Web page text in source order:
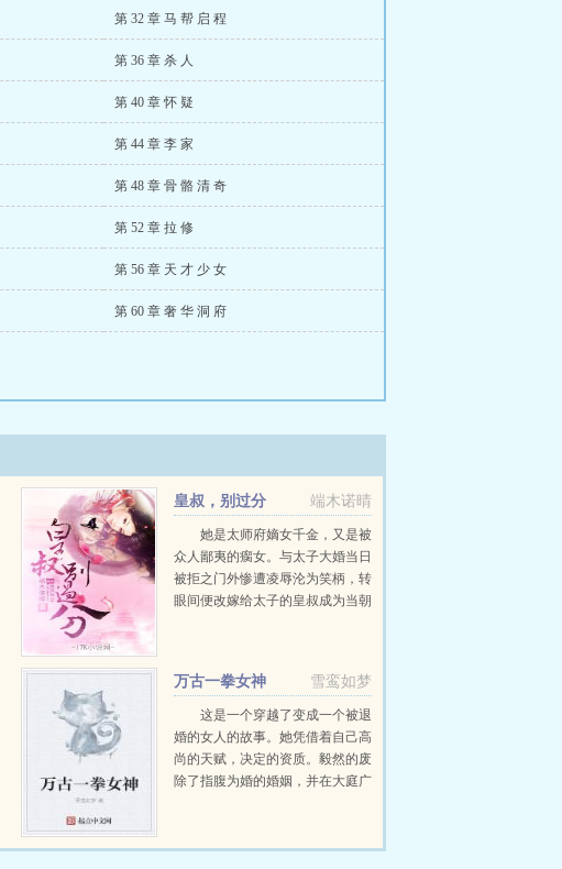
第 32 章 马 帮 启 程
第 36 章 杀 人
第 40 章 怀 疑
第 44 章 李 家
第 48 章 骨 骼 清 奇
第 52 章 拉 修
第 56 章 天 才 少 女
第 60 章 奢 华 洞 府
端木诺晴
皇叔，别过分
她是太师府嫡女千金，又是被
众人鄙夷的瘸女。与太子大婚当日
被拒之门外惨遭凌辱沦为笑柄，转
眼间便改嫁给太子的皇叔成为当朝
太师嫡女...
雪鸾如梦
万古一拳女神
这是一个穿越了变成一个被退
婚的女人的故事。她凭借着自己高
尚的天赋，决定的资质。毅然的废
除了指腹为婚的婚姻，并在大庭广
站在了比自己还要厉害的等级上